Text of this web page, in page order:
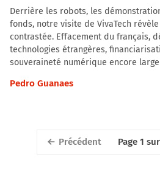
Derrière les robots, les
fonds, notre visite de VivaTech
contrastée. Effacement du français,
technologies étrangères,
souveraineté numérique encore
Pedro Guanaes
Précédent Page 1